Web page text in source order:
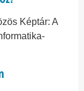
Képtár: A